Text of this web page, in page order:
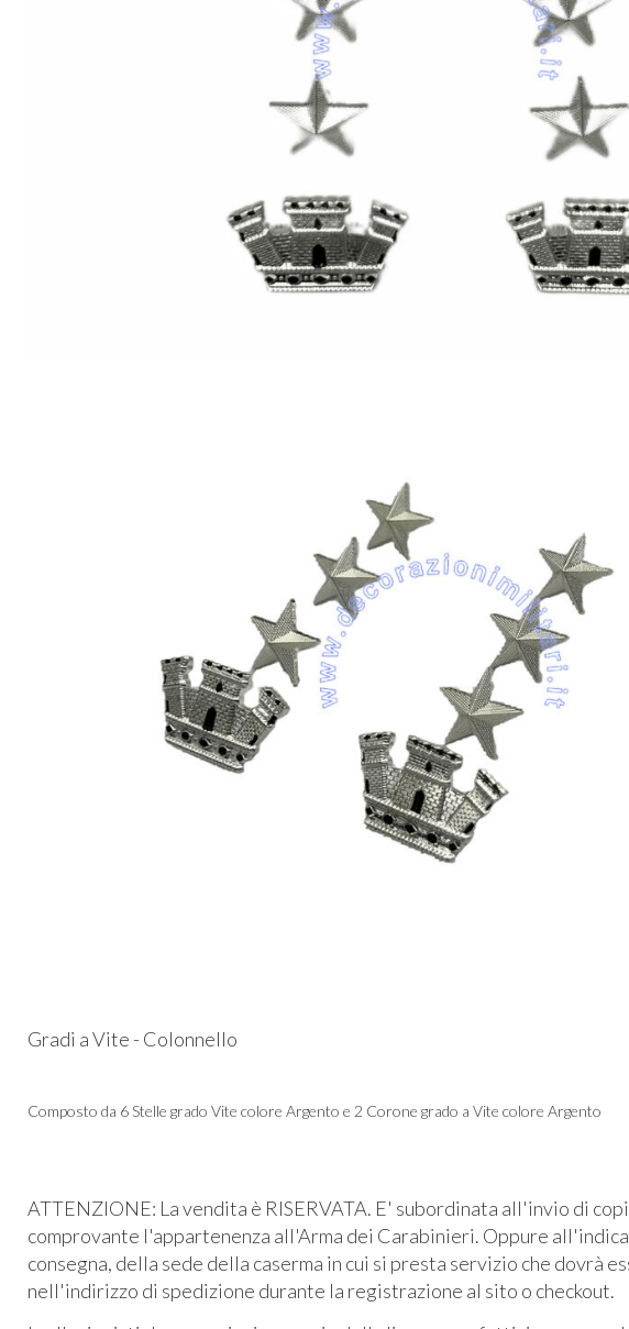
Gradi a Vite - Colonnello
Composto da 6 Stelle grado Vite colore Argento e 2 Cor​one grado a Vite colore Argento
ATTENZIONE: La vendita è RISERVATA. E' subordinata all'invio di
comprovante l'appartenenza all'Arma dei Carabinieri. Oppure
consegna, della sede della caserma in cui si presta servizio che dovrà
nell'indirizzo di spedizione durante la registrazione al sito o checkout.